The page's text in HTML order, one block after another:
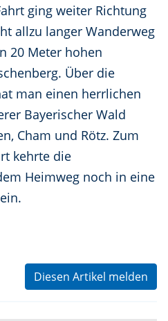
ging weiter Richtung
allzu langer Wanderweg
20 Meter hohen
Über die
man einen herrlichen
Bayerischer Wald
Cham und Rötz. Zum
kehrte die
Heimweg noch in eine
Diesen Artikel melden